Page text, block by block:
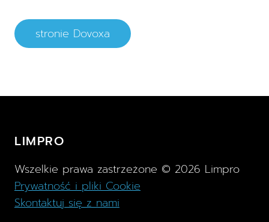
stronie Dovoxa
LIMPRO
Wszelkie prawa zastrzeżone © 2026 Limpro
Prywatność i pliki Cookie
Skontaktuj się z nami